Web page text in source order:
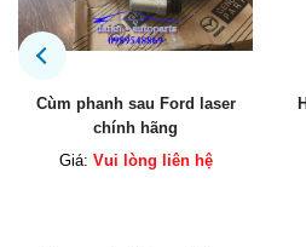
Cùm phanh sau Ford laser
chính hãng
Giá: Vui lòng liên hệ